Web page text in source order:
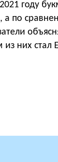
году
а по
них стал